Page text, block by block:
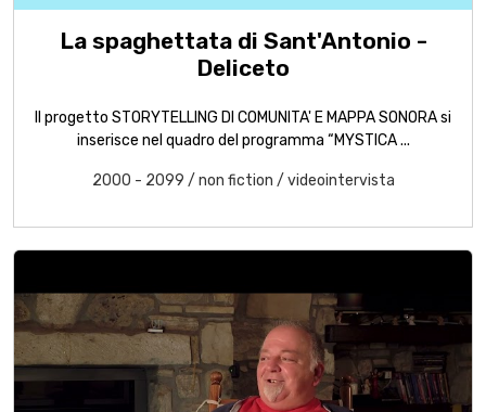
La spaghettata di Sant'Antonio -
Deliceto
Il progetto STORYTELLING DI COMUNITA' E MAPPA SONORA si
inserisce nel quadro del programma “MYSTICA ...
2000 - 2099 / non fiction / videointervista